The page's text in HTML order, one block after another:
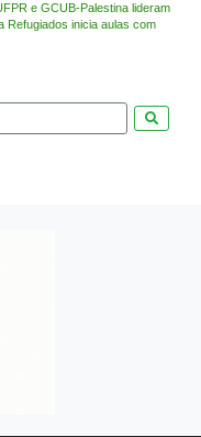
e GCUB-Palestina lideram
Refugiados inicia aulas com